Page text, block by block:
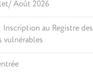
Août 2026
Inscription au Registre des
vulnérables